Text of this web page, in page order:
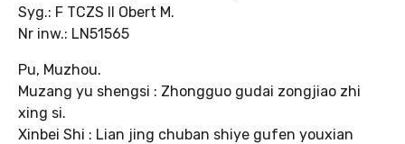
Syg.: F TCZS II Obert M.
Nr inw.: LN51565
Pu, Muzhou.
Muzang yu shengsi : Zhongguo gudai zongjiao zhi
xing si.
Xinbei Shi : Lian jing chuban shiye gufen youxian